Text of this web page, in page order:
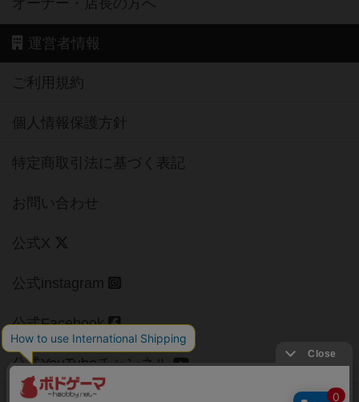
オーナー・店長の方へ
運営者情報
ご利用規約
個人情報保護方針
特定商取引法に基づく表記
お問い合わせ
公式X
公式instagram
公式Facebook
公式YouTubeチャンネル